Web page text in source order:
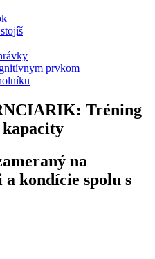
prvkom
Tréning
kapacity
na
kondície spolu s